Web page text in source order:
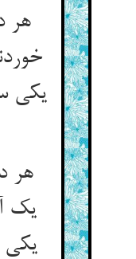
هر
یکی
هر
یک
یکی